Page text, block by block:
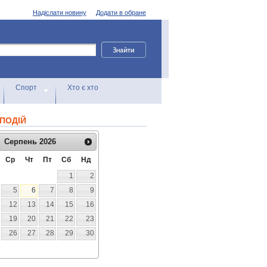
Додати в обране
Надіслати новину
Спорт Хто є хто
Серпень 2026
Ср Чт Пт Сб
Нд
1
2
5 6 7 8
9
12 13 14 15
16
19 20 21 22
23
26 27 28 29
30